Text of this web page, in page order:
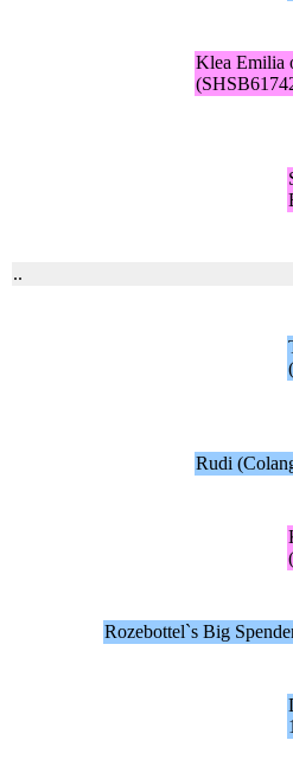
Klea Emilia
..
Rudi
Rozebottel`s Big